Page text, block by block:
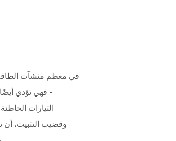
في معظم منشآت الطاقة
- فهي تؤدي
التيارات
وقضيب التثبيت، أن